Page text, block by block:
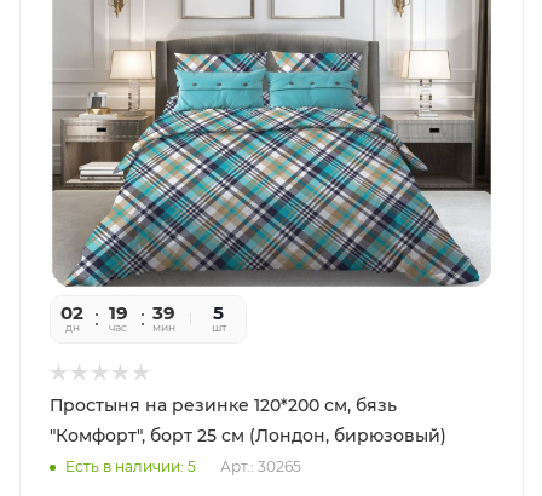
02
дн
19
час
39
мин
56
сек
5
шт
Простыня на резинке 120*200 см, бязь
"Комфорт", борт 25 см (Лондон, бирюзовый)
Есть в наличии: 5 Арт.: 30265